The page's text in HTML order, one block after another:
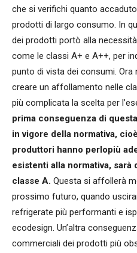
che si verifichi quanto
prodotti di largo consumo. In
dei prodotti portò alla
come le classi A+ e A++, per
punto di vista dei consumi. Ora
creare un affollamento nelle
più complicata la scelta per
prima conseguenza di
in vigore della normativa,
produttori hanno perlopiù
esistenti alla normativa,
classe A. Questa si affollerà
prossimo futuro, quando
refrigerate più performanti e
ecodesign. Un’altra
commerciali dei prodotti più